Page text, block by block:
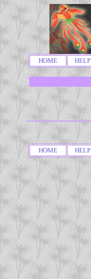
HOME HELP
HOME HELP